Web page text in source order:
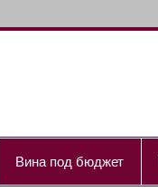
Вина под бюджет